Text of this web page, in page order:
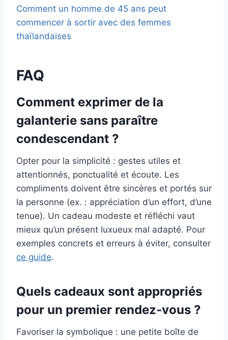
Comment un homme de 45 ans peut
commencer à sortir avec des femmes
thaïlandaises
FAQ
Comment exprimer de la
galanterie sans paraître
condescendant ?
Opter pour la simplicité : gestes utiles et
attentionnés, ponctualité et écoute. Les
compliments doivent être sincères et portés sur
la personne (ex. : appréciation d’un effort, d’une
tenue). Un cadeau modeste et réfléchi vaut
mieux qu’un présent luxueux mal adapté. Pour
exemples concrets et erreurs à éviter, consulter
ce guide.
Quels cadeaux sont appropriés
pour un premier rendez‑vous ?
Favoriser la symbolique : une petite boîte de